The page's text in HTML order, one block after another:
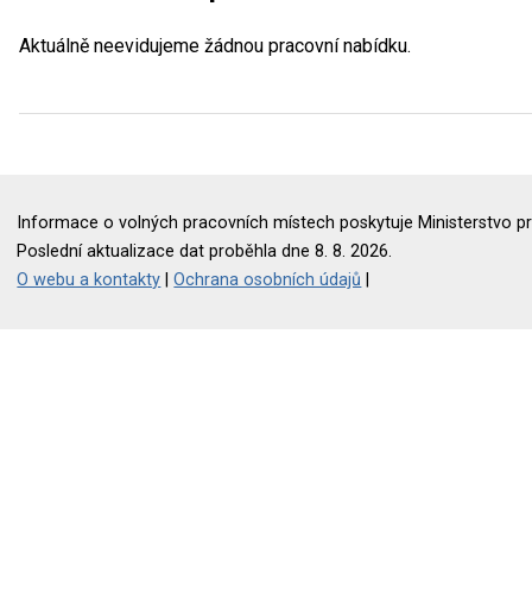
Aktuálně neevidujeme žádnou pracovní nabídku.
Informace o volných pracovních místech poskytuje Ministerstvo
Poslední aktualizace dat proběhla dne 8. 8. 2026.
O webu a kontakty |Ochrana osobních údajů